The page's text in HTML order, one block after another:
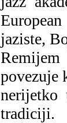
jaziste,
povezuje
nerijetko
tradiciji.